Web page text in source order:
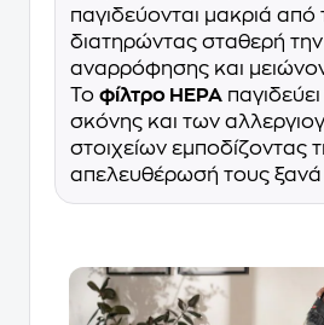
παγιδεύονται μακριά από
διατηρώντας σταθερή την
αναρρόφησης και
Το φίλτρο HEPA
σκόνης και των
στοιχείων εμποδίζοντας
απελευθέρωσή τους